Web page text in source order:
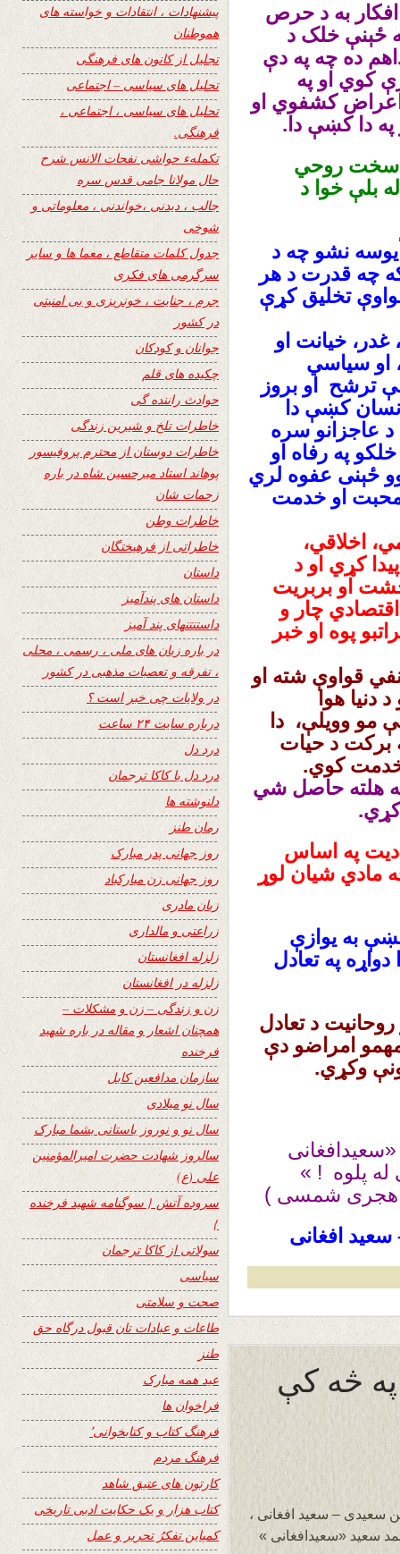
به د حرص
ځېنې خلک د
ده چه په دې
کوي او په
اعراض کشفوي او
دا کښې دا.
سخت روحي
بلې خوا د
نشو چه د
چه قدرت د هر
تخلیق کړې
خیانت او
او سیاسي
ترشح او بروز
کښې دا
عاجزانو سره
په رفاه او
ځېنی عفوه لري
محبت او خدمت
اخلاقي،
کړي او د
او بربریت
چار و
پوه او خبر
قواوې شته او
دنیا هوا
مو وویلې، دا
برکت د حیات
خدمت کوي.
هلته حاصل شي
په اساس
مادي شیان لوړ
به یوازې
په تعادل
د تعادل
امراضو دې
وکړي.
له پلوه ! »
افغانی
څه کې
سعیدی – سعید افغانی ،
سعید «سعیدافغانی »
پیشنهادات ، انتقادات و خواسته های
هموطنان
تجلیل از کانون های فرهنگی
تحلیل های سیاسی – اجتماعی
تحلیل های سیاسی ، اجتماعی ،
فرهنگی.
تکملهء حواشی نفحات الانس شرح
حال مولانا جامی قدس سره
جالب ، دیدنی ،خواندنی ، معلوماتی و
شوخی
جدول کلمات متقاطع ، معما ها و سایر
سرگرمی های فکری
جرم ، جنایت ، خونریزی و بی امنیتی
در کشور
جوانان و کودکان
چکیده های قلم
حوادث راننده گی
خاطرات تلخ و شیرین زندگی
خاطرات دوستان از محترم پروفیسور
پوهاند استاد میرحسین شاه در باره
زحمات شان
خاطرات وطن
خاطراتی از فرهیختگان
داستان
داستان های پندآمیز
داستنتنهای پند آمیز
در باره زبان های ملی ، رسمی ، محلی
، تفرقه و تعصبات مذهبی در کشور
در ولایات چی خبر است ؟
درباره سایت ۲۴ ساعت
درد دل
درد دل با کاکا ترجمان
دلنوشته ها
رمان طنز
روز جهانی پدر مبارک
روز جهانی زن مبارکباد
زبان مادری
زراعتی و مالداری
زلزله افغانستان
زلزله در افغانستان
زن و زندگی – زن و مشکلات –
همچنان اشعار و مقاله در باره شهید
فرخنده
سازمان مدافعین کابل
سال نو میلادی
سال نو و نوروز باستانی بشما مبارک
سالروز شهادت حضرت امیرالمؤمنین
علی (ع)
سروده آتش { سوگنامه شهید فرخنده
}
سولاتی از کاکا ترجمان
سیاسی
صحت و سلامتی
طاعات و عبادات تان قبول درگاه حق
طنز
عید همه مبارک
فراخوان ها
فرهنگ کتاب و کتابخوانی٬
فرهنگ مردم
کارتون های عتیق شاهد
کتاب هزار و یک حکایت ادبی تاریخی
کمپاین تفکرُ تحریر و عمل